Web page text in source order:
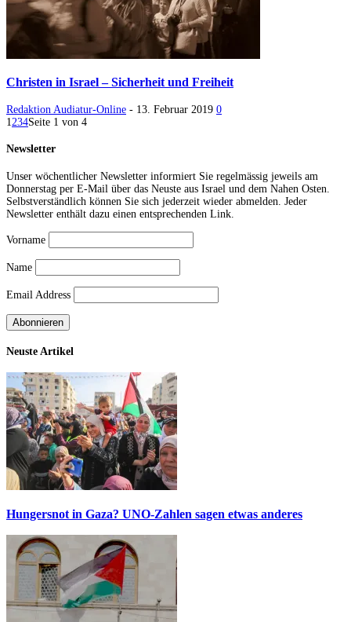
Christen in Israel – Sicherheit und Freiheit
Redaktion Audiatur-Online - 13. Februar 2019 0
1 234Seite 1 von 4
Newsletter
Unser wöchentlicher Newsletter informiert Sie regelmässig jeweils am
Donnerstag per E-Mail über das Neuste aus Israel und dem Nahen Osten.
Selbstverständlich können Sie sich jederzeit wieder abmelden. Jeder
Newsletter enthält dazu einen entsprechenden Link.
Vorname
Name
Email Address
Neuste Artikel
Hungersnot in Gaza? UNO-Zahlen sagen etwas anderes